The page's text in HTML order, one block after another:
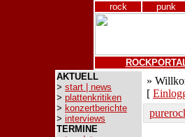
rock punk
AKTUELL
> start | news
> plattenkritiken
> konzertberichte
> interviews
TERMINE
»
[